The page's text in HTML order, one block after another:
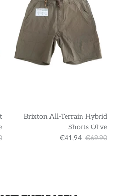
Brixton All-Terrain Hybrid
Shorts Olive
€41,94 €69,90